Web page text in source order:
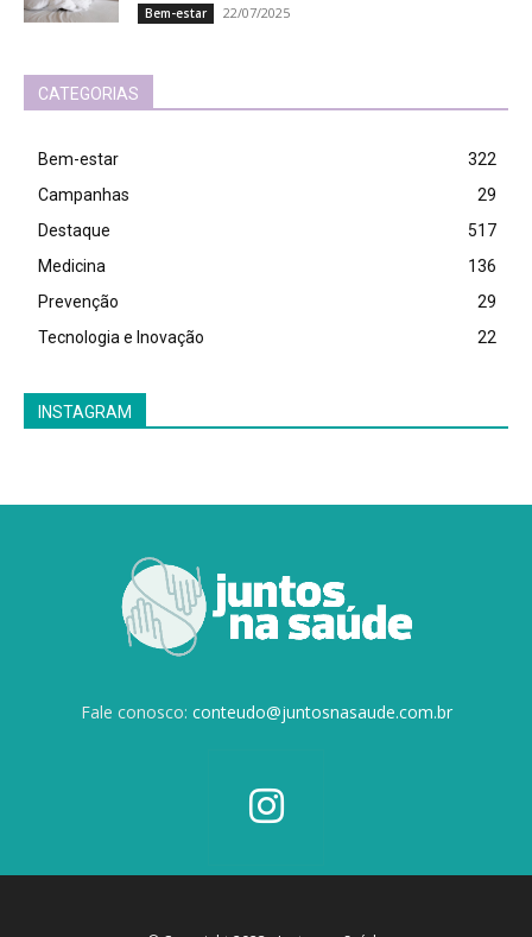
Bem-estar 22/07/2025
CATEGORIAS
Bem-estar
322
Campanhas
29
Destaque
517
Medicina
136
Prevenção
29
Tecnologia e Inovação
22
INSTAGRAM
Fale conosco: conteudo@juntosnasaude.com.br